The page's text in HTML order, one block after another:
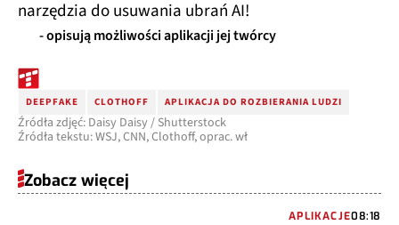
narzędzia do usuwania ubrań AI!
- opisują możliwości aplikacji jej twórcy
DEEPFAKE CLOTHOFF APLIKACJA DO ROZBIERANIA LUDZI
Źródła zdjęć: Daisy Daisy / Shutterstock
Źródła tekstu: WSJ, CNN, Clothoff, oprac. wł
Zobacz więcej
APLIKACJE08:18